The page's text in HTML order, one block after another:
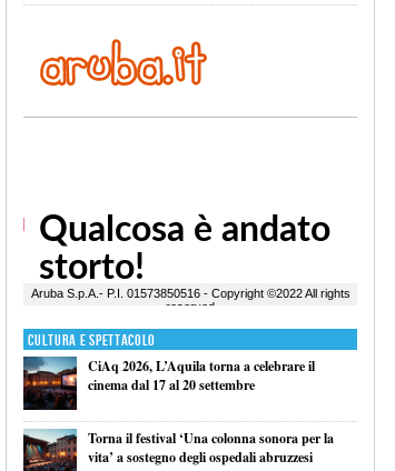
Cultura e Spettacolo
CiAq 2026, L’Aquila torna a celebrare il
cinema dal 17 al 20 settembre
Torna il festival ‘Una colonna sonora per la
vita’ a sostegno degli ospedali abruzzesi